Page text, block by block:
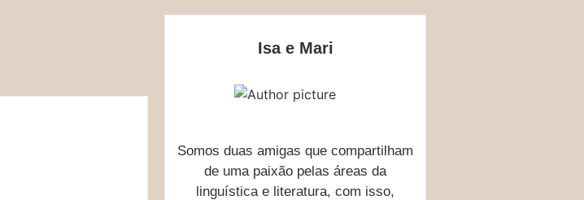
Isa e Mari
Somos duas amigas que compartilham
de uma paixão pelas áreas da
linguística e literatura, com isso,